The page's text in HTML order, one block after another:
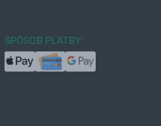
SPÔSOB PLATBY: